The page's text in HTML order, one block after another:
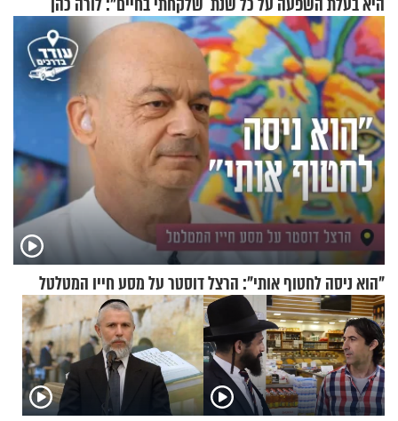
תשפ"ז
בריאיון אישי מרגש
"הוא ניסה לחטוף אותי": הרצל דוסטר על מסע חייו המטלטל